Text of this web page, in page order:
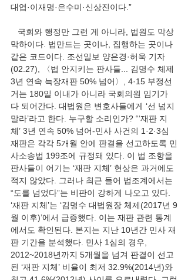
대엽·이재명·은수미·신상진이다.”
막하이다. 법만드는 곳이나, 집행하는 곳이나
같은 코드이다. 조선일보 양은경·허욱 기자
(02.27), 〈법 안지키는 판사들... 김명수 체제
3년 연속 늑장재판 50% 넘어〉, 4·15 부정선
거는 180일 이내가 아니라 국회의원 임기가
다 되어간다. 대법원은 변호사들에게 ‘선 넘지
말라’라고 한다. 누구할 소리인가? “‘재판 지
체’ 3년 연속 50% 넘어-민사 사건의 1·2·3심
재판은 각각 5개월 안에 판결을 선고하도록 민
사소송법 199조에 규정돼 있다. 이 법 조항을
판사들이 어기는 ‘재판 지체’ 현상은 과거에도
적지 않았다. 그러나 최근 들어 법조계에서는
“도를 넘었다”는 비판이 강하게 나오고 있다.
‘재판 지체’는 ‘김명수 대법원장 체제(2017년 9
월 이후)’에서 급증했다. 이는 재판 관련 통계
에서도 확인된다. 본지는 지난 10년간 민사 재
판 기간을 분석했다. 민사 1심의 경우,
2012~2018년까지 5개월을 넘겨 판결이 선고
된 ‘재판 지체’ 비율이 최저 32.9%(2014년)와